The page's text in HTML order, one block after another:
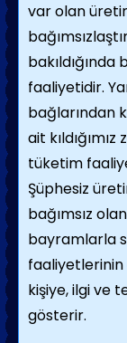
var olan
faaliyetidir.
bağlarından
ait
tüketim
Şüphesiz
bağımsız
bayramlarla
faaliyetlerinin
kişiye, ilgi ve
gösterir.